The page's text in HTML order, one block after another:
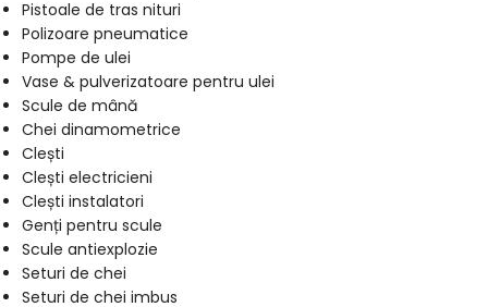
Pistoale de tras nituri
Polizoare pneumatice
Pompe de ulei
Vase & pulverizatoare pentru ulei
Scule de mână
Chei dinamometrice
Clești
Clești electricieni
Clești instalatori
Genți pentru scule
Scule antiexplozie
Seturi de chei
Seturi de chei imbus